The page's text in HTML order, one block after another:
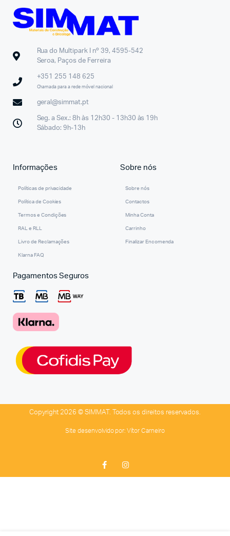
Rua do Multipark I nº 39, 4595-542
Seroa, Paços de Ferreira
+351 255 148 625
Chamada para a rede móvel nacional
geral@simmat.pt
Seg. a Sex.: 8h às 12h30 - 13h30 às 19h
Sábado: 9h-13h
Informações
Políticas de privacidade
Política de Cookies
Termos e Condições
RAL e RLL
Livro de Reclamações
Klarna FAQ
Sobre nós
Sobre nós
Contactos
Minha Conta
Carrinho
Finalizar Encomenda
Pagamentos Seguros
Copyright 2026 © SIMMAT. Todos os direitos reservados.
Site desenvolvido por: Vítor Carneiro